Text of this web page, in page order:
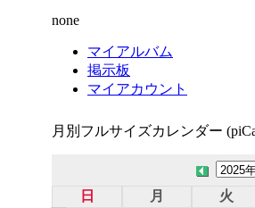
none
マイアルバム
掲示板
マイアカウント
月別フルサイズカレンダー
日 月 火